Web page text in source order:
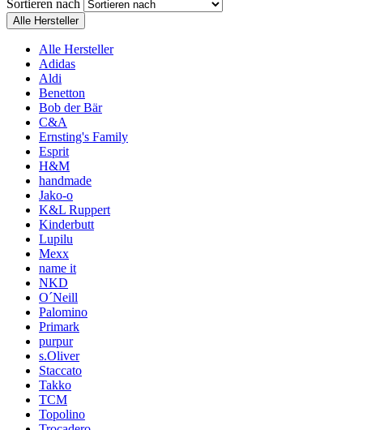
Sortieren nach
Alle Hersteller
Alle Hersteller
Adidas
Aldi
Benetton
Bob der Bär
C&A
Ernsting's Family
Esprit
H&M
handmade
Jako-o
K&L Ruppert
Kinderbutt
Lupilu
Mexx
name it
NKD
O´Neill
Palomino
Primark
purpur
s.Oliver
Staccato
Takko
TCM
Topolino